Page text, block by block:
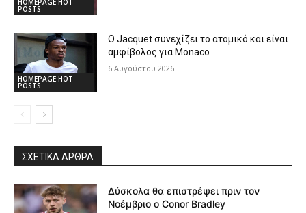
HOMEPAGE HOT
POSTS
HOMEPAGE HOT
POSTS
Ο Jacquet συνεχίζει το ατομικό και είναι
αμφίβολος για Monaco
6 Αυγούστου 2026
ΣΧΕΤΙΚΆ ΆΡΘΡΑ
Δύσκολα θα επιστρέψει πριν τον
Νοέμβριο ο Conor Bradley